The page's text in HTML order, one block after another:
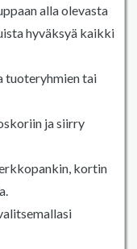
alla olevasta
hyväksyä kaikki
tuoteryhmien tai
ja siirry
kortin